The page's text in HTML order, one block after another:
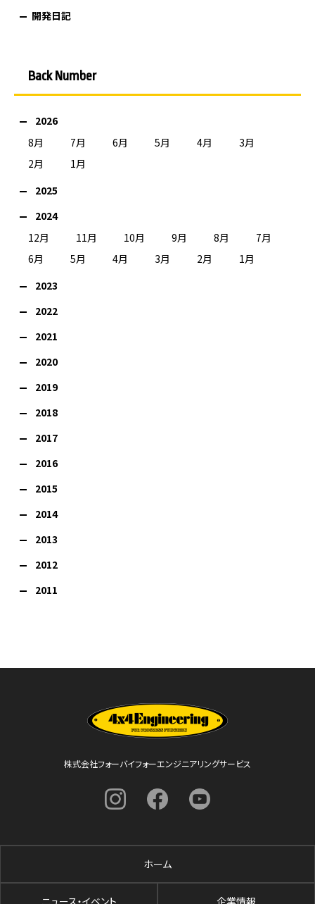
開発日記
Back Number
2026
8月
7月 6月 5月 4月
3月
2月
1月
2025
2024
12月
11月 10月 9月 8月
7月
6月
5月 4月 3月 2月
1月
2023
2022
2021
2020
2019
2018
2017
2016
2015
2014
2013
2012
2011
株式会社フォーバイフォーエンジニアリングサービス
ホーム